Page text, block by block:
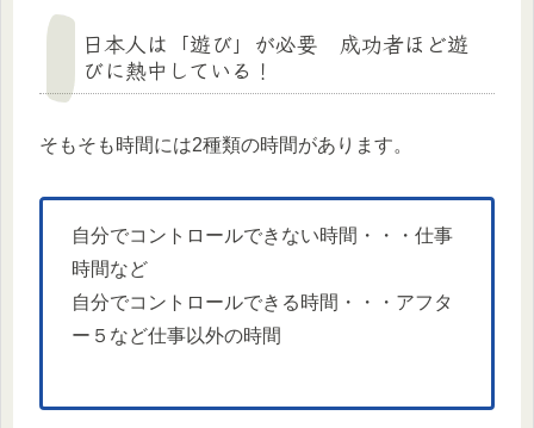
日本人は「遊び」が必要 成功者ほど遊
びに熱中している！
そもそも時間には2種類の時間があります。
自分でコントロールできない時間・・・仕事
時間など
自分でコントロールできる時間・・・アフタ
ー５など仕事以外の時間